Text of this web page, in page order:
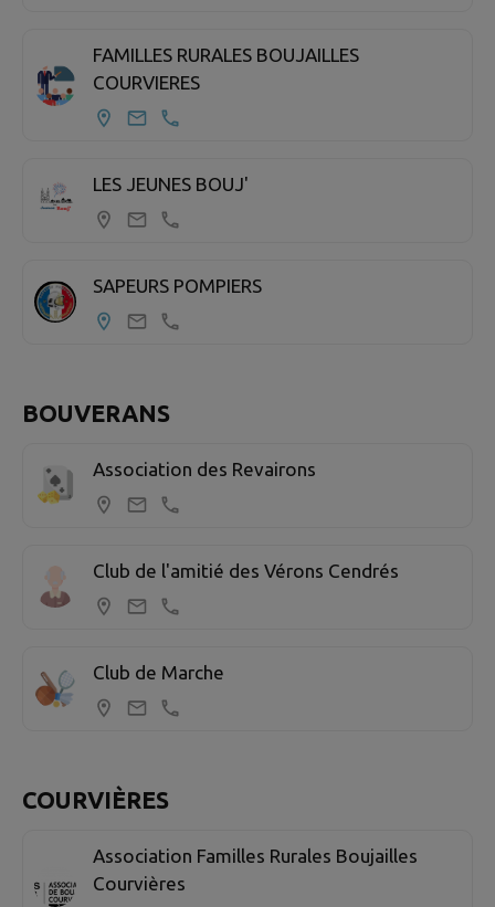
FAMILLES RURALES BOUJAILLES
COURVIERES
LES JEUNES BOUJ'
SAPEURS POMPIERS
BOUVERANS
Association des Revairons
Club de l'amitié des Vérons Cendrés
Club de Marche
COURVIÈRES
Association Familles Rurales Boujailles
Courvières